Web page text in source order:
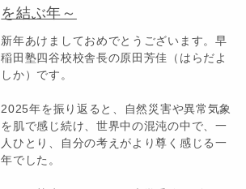
を結ぶ年～
新年あけましておめでとうございます。早
稲田塾四谷校校舎長の原田芳佳（はらだよ
しか）です。
2025年を振り返ると、自然災害や異常気象
を肌で感じ続け、世界中の混沌の中で、一
人ひとり、自分の考えがより尊く感じる一
年でした。